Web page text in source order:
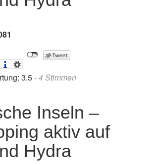
3.5 -4Stimmen
Inseln –
aktiv auf
Hydra